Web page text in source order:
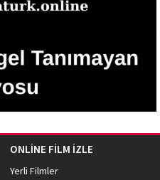
ONLİNE FİLM İZLE
Yerli Filmler